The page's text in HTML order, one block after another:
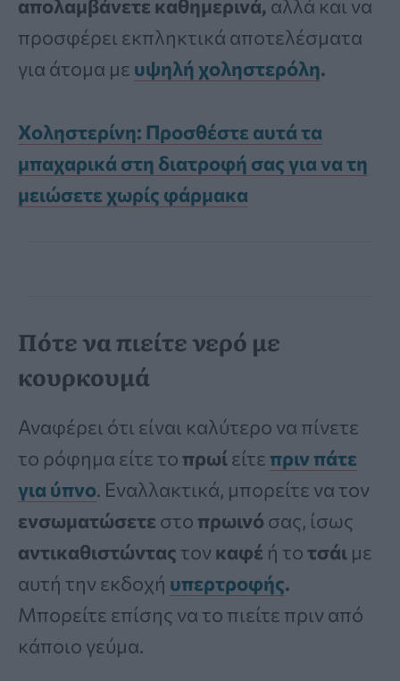
απολαμβάνετε καθημερινά, αλλά και να
προσφέρει εκπληκτικά αποτελέσματα
για άτομα με υψηλή χοληστερόλη.
Χοληστερίνη: Προσθέστε αυτά τα
μπαχαρικά στη διατροφή σας για να τη
μειώσετε χωρίς φάρμακα
Πότε να πιείτε νερό με
κουρκουμά
Αναφέρει ότι είναι καλύτερο να πίνετε
το ρόφημα είτε το πρωίείτεπριν πάτε
για ύπνο. Εναλλακτικά, μπορείτε να τον
ενσωματώσετε στο πρωινό σας, ίσως
αντικαθιστώντας τον καφέ ή τοτσάι με
αυτή την εκδοχή υπερτροφής.
Μπορείτε επίσης να το πιείτε πριν από
κάποιο γεύμα.